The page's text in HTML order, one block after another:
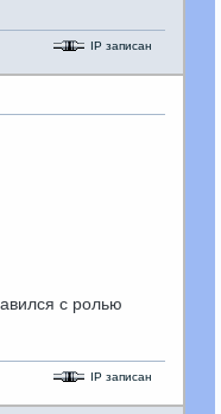
IP записан
с ролью
IP записан